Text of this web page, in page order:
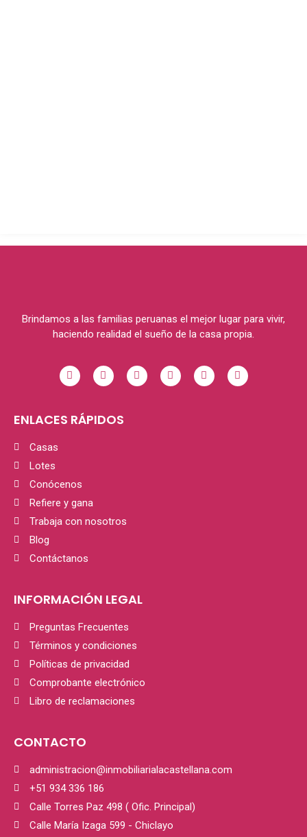
Brindamos a las familias peruanas el mejor lugar para vivir,
haciendo realidad el sueño de la casa propia.
ENLACES RÁPIDOS
Casas
Lotes
Conócenos
Refiere y gana
Trabaja con nosotros
Blog
Contáctanos
INFORMACIÓN LEGAL
Preguntas Frecuentes
Términos y condiciones
Políticas de privacidad
Comprobante electrónico
Libro de reclamaciones
CONTACTO
administracion@inmobiliarialacastellana.com
+51 934 336 186
Calle Torres Paz 498 ( Ofic. Principal)
Calle María Izaga 599 - Chiclayo